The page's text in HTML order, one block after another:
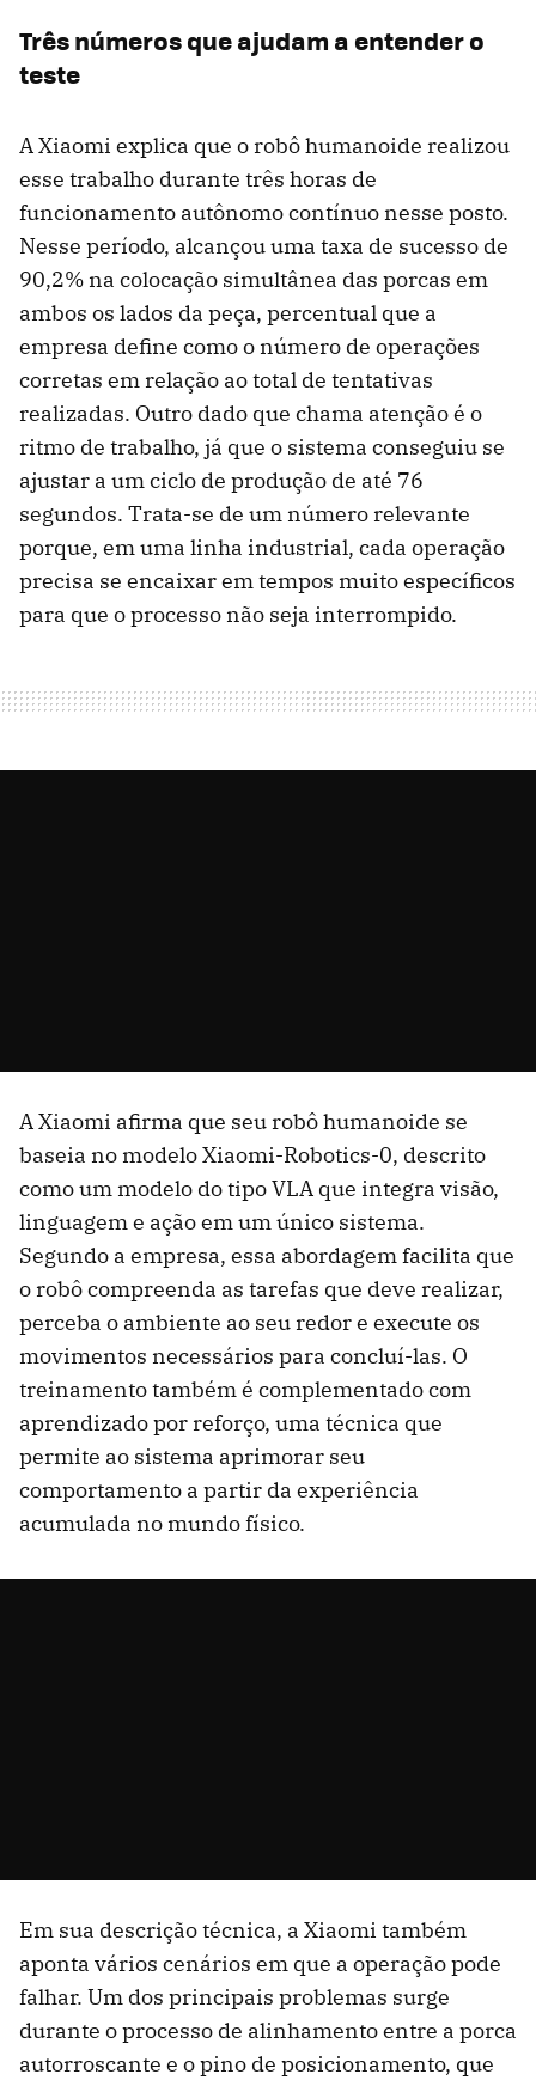
Três números que ajudam a entender o
teste
A Xiaomi explica que o robô humanoide realizou
esse trabalho durante três horas de
funcionamento autônomo contínuo nesse posto.
Nesse período, alcançou uma taxa de sucesso de
90,2% na colocação simultânea das porcas em
ambos os lados da peça, percentual que a
empresa define como o número de operações
corretas em relação ao total de tentativas
realizadas. Outro dado que chama atenção é o
ritmo de trabalho, já que o sistema conseguiu se
ajustar a um ciclo de produção de até 76
segundos. Trata-se de um número relevante
porque, em uma linha industrial, cada operação
precisa se encaixar em tempos muito específicos
para que o processo não seja interrompido.
A Xiaomi afirma que seu robô humanoide se
baseia no modelo Xiaomi-Robotics-0, descrito
como um modelo do tipo VLA que integra visão,
linguagem e ação em um único sistema.
Segundo a empresa, essa abordagem facilita que
o robô compreenda as tarefas que deve realizar,
perceba o ambiente ao seu redor e execute os
movimentos necessários para concluí-las. O
treinamento também é complementado com
aprendizado por reforço, uma técnica que
permite ao sistema aprimorar seu
comportamento a partir da experiência
acumulada no mundo físico.
Em sua descrição técnica, a Xiaomi também
aponta vários cenários em que a operação pode
falhar. Um dos principais problemas surge
durante o processo de alinhamento entre a porca
autorroscante e o pino de posicionamento, que